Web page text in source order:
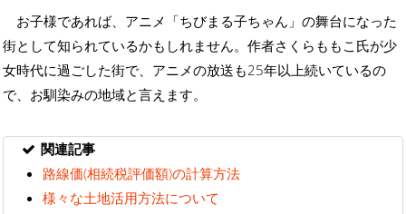
お子様であれば、アニメ「ちびまる子ちゃん」の舞台になった
街として知られているかもしれません。作者さくらももこ氏が少
女時代に過ごした街で、アニメの放送も25年以上続いているの
で、お馴染みの地域と言えます。
関連記事
路線価(相続税評価額)の計算方法
様々な土地活用方法について